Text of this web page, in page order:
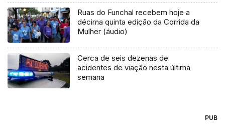
Ruas do Funchal recebem hoje a
décima quinta edição da Corrida da
Mulher (áudio)
Cerca de seis dezenas de
acidentes de viação nesta última
semana
PUB